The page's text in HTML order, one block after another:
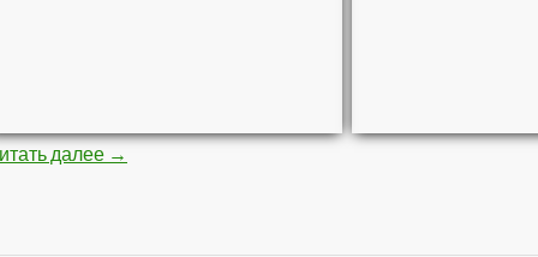
далее Стройная негритяночка (10 фото)
→